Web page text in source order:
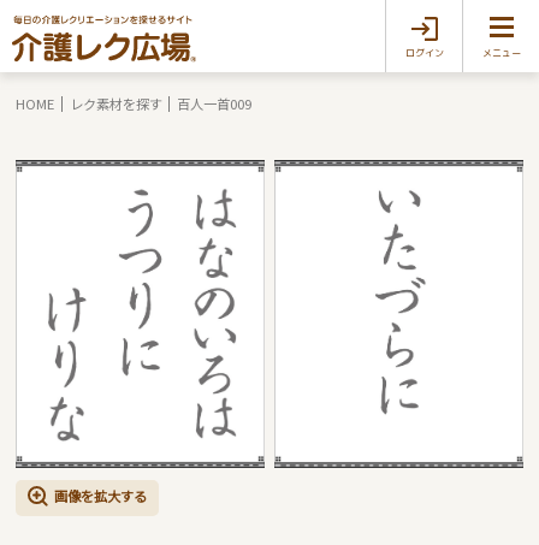
ログイン メニュー
HOME レク素材を探す 百人一首009
画像を拡大する